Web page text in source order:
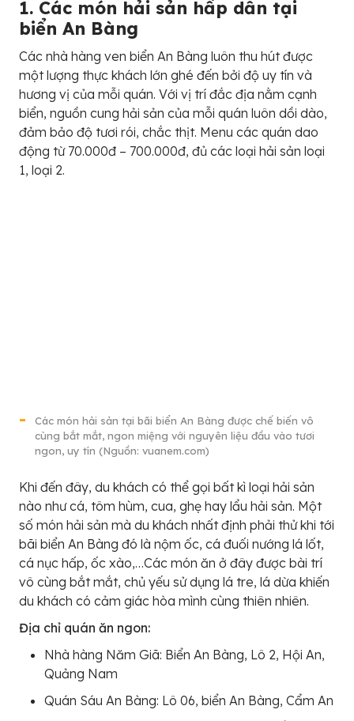
1. Các món hải sản hấp dẫn tại
biển An Bàng
Các nhà hàng ven biển An Bàng luôn thu hút được
một lượng thực khách lớn ghé đến bởi độ uy tín và
hương vị của mỗi quán. Với vị trí đắc địa nằm cạnh
biển, nguồn cung hải sản của mỗi quán luôn dồi dào,
đảm bảo độ tươi rói, chắc thịt. Menu các quán dao
động từ 70.000đ – 700.000đ, đủ các loại hải sản loại
1, loại 2.
Các món hải sản tại bãi biển An Bàng được chế biến vô
cùng bắt mắt, ngon miệng với nguyên liệu đầu vào tươi
ngon, uy tín (Nguồn: vuanem.com)
Khi đến đây, du khách có thể gọi bất kì loại hải sản
nào như cá, tôm hùm, cua, ghẹ hay lẩu hải sản. Một
số món hải sản mà du khách nhất định phải thử khi tới
bãi biển An Bàng đó là nộm ốc, cá đuối nướng lá lốt,
cá nục hấp, ốc xào,…Các món ăn ở đây được bài trí
vô cùng bắt mắt, chủ yếu sử dụng lá tre, lá dừa khiến
du khách có cảm giác hòa mình cùng thiên nhiên.
Địa chỉ quán ăn ngon:
Nhà hàng Năm Giã: Biển An Bàng, Lô 2, Hội An,
Quảng Nam
Quán Sáu An Bàng: Lô 06, biển An Bàng, Cẩm An